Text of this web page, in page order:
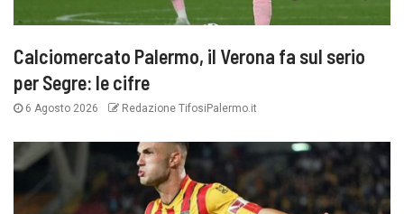
Calciomercato Palermo, il Verona fa sul serio
per Segre: le cifre
6 Agosto 2026 Redazione TifosiPalermo.it